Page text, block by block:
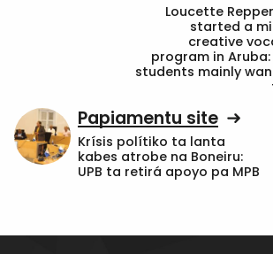
Loucette
started a
creative
program in Aruba:
students mainly
Papiamentu site
Krísis polítiko ta lanta
kabes atrobe na Boneiru:
UPB ta retirá apoyo pa MPB